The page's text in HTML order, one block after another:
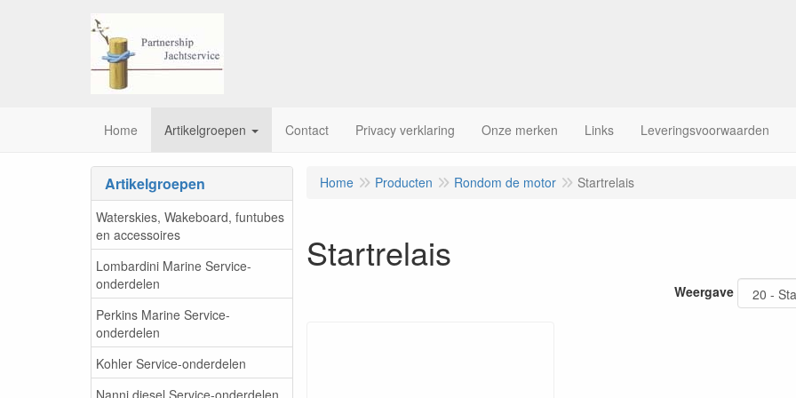
Home Artikelgroepen Contact Privacy verklaring Onze merken Links Leveringsvoorwaarden
Artikelgroepen
Waterskies, Wakeboard, funtubes
en accessoires
Lombardini Marine Service-
onderdelen
Perkins Marine Service-
onderdelen
Kohler Service-onderdelen
Nanni diesel Service-onderdelen
Home Producten Rondom de motor Startrelais
Startrelais
Weergave